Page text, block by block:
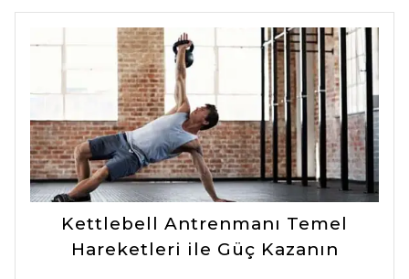
Kettlebell Antrenmanı Temel
Hareketleri ile Güç Kazanın